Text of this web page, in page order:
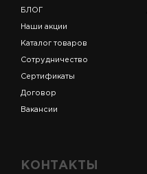
БЛОГ
Наши акции
Каталог товаров
Сотрудничество
Сертификаты
Договор
Вакансии
КОНТАКТЫ